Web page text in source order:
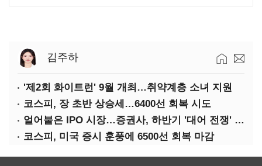
김주하
'제2회 화이트런' 9월 개최…취약계층 소녀 지원
코스피, 장 초반 상승세…6400선 회복 시도
얼어붙은 IPO 시장…증권사, 하반기 '대어 전쟁' 기대
코스피, 미국 증시 훈풍에 6500선 회복 마감